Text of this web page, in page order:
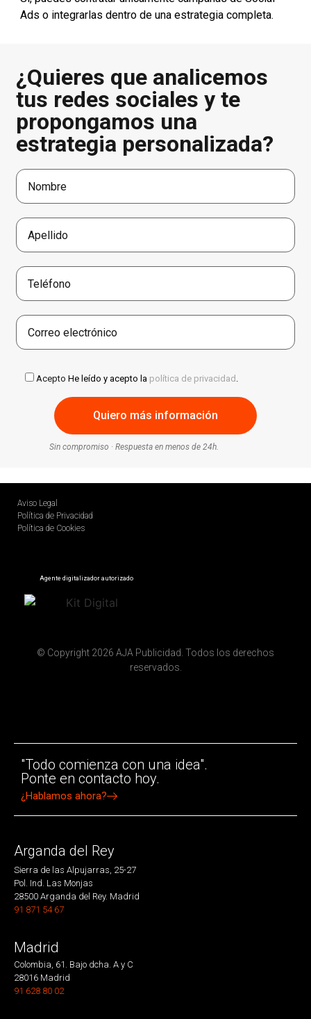
Ads o integrarlas dentro de una estrategia completa.
¿Quieres que analicemos
tus redes sociales y te
propongamos una
estrategia personalizada?
Acepto He leído y acepto la política de privacidad .
Sin compromiso · Respuesta en menos de 24h.
Aviso Legal
Política de Privacidad
Política de Cookies
Agente digitalizador autorizado
© Copyright 2026 AJA Publicidad. Todos los derechos
reservados.
"Todo comienza con una idea".
Ponte en contacto hoy.
¿Hablamos ahora?
Arganda del Rey
Sierra de las Alpujarras, 25-27
Pol. Ind. Las Monjas
28500 Arganda del Rey. Madrid
91 871 54 67
Madrid
Colombia, 61. Bajo dcha. A y C
28016 Madrid
91 628 80 02